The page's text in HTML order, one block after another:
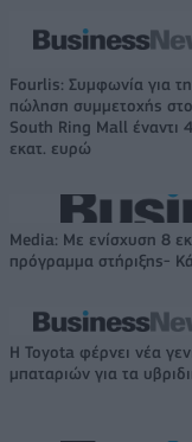
Fourlis: Συμφωνία για
πώληση συμμετοχής
South Ring Mall έναντι
εκατ. ευρώ
Media: Με ενίσχυση 8
πρόγραμμα στήριξης-
Η Toyota φέρνει νέα
μπαταριών για τα